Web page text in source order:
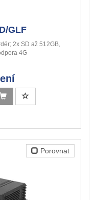
GLF
2x SD až 512GB,
4G
Porovnat